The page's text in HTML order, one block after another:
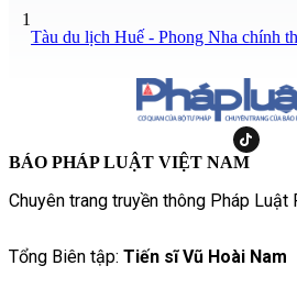
1
Tàu du lịch Huế - Phong Nha chính
BÁO PHÁP LUẬT VIỆT NAM
Chuyên trang truyền thông Pháp Luật
Tổng Biên tập: Tiến sĩ Vũ Hoài Nam